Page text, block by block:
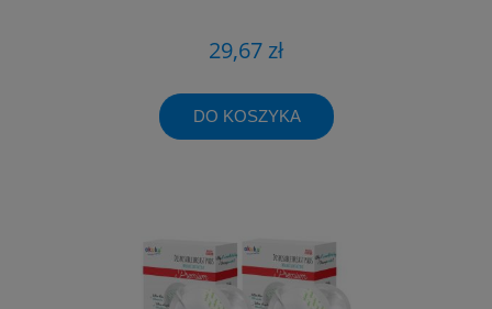
29,67 zł
DO KOSZYKA